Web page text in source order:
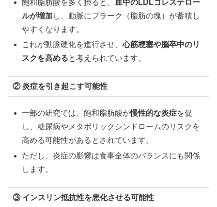
飽和脂肪酸を多く摂ると、
血中のLDLコレステロー
ルが増加 し、動脈にプラーク（脂肪の塊）が蓄積し
やすくなります。
これが動脈硬化を進行させ、心筋梗塞や脳卒中のリ
スクを高めると考えられています。
② 炎症を引き起こす可能性
一部の研究では、飽和脂肪酸が慢性的な炎症を促
し、糖尿病やメタボリックシンドロームのリスクを
高める可能性があるとされています。
ただし、炎症の影響は食事全体のバランスにも関係
します。
③ インスリン抵抗性を悪化させる可能性